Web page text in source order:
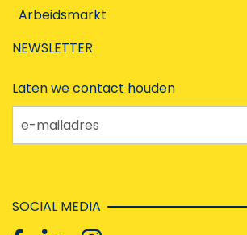
Arbeidsmarkt
NEWSLETTER
Laten we contact houden
e-mailadres
SOCIAL MEDIA